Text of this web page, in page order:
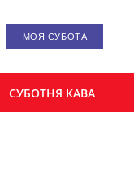
МОЯ СУБОТА
СУБОТНЯ КАВА